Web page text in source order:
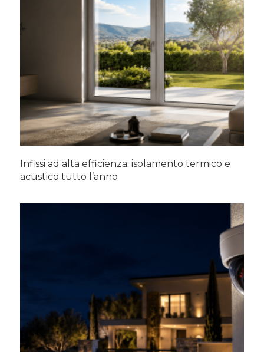
Infissi ad alta efficienza: isolamento termico e
acustico tutto l’anno